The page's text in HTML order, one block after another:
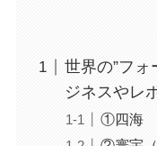
世界の”フ
ジネスやレ
①四海